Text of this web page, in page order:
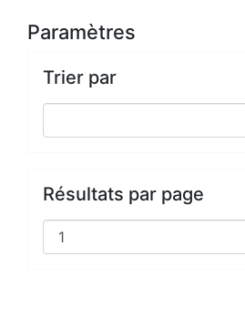
Paramètres
Trier par
Résultats par page